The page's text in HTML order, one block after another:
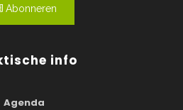
Abonneren
info
Agenda